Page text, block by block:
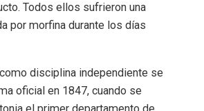
Todos ellos sufrieron una
por morfina durante los días
disciplina independiente se
oficial en 1847, cuando se
el primer departamento de